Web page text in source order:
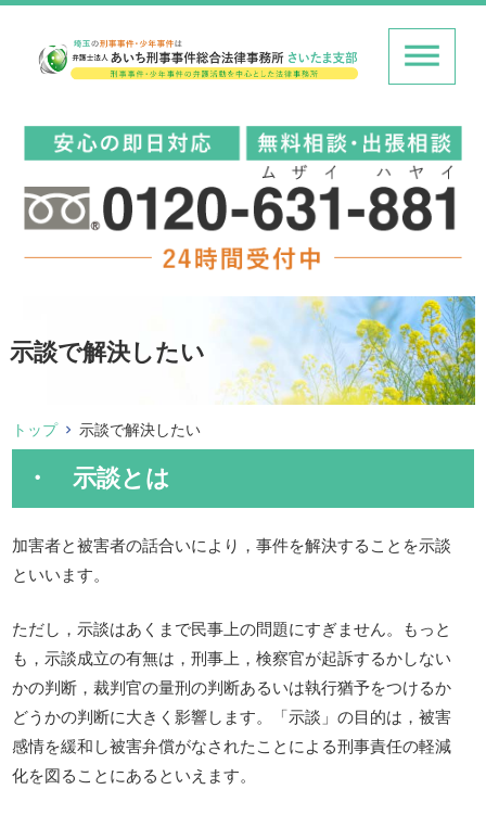
示談で解決したい
トップ 示談で解決したい
・ 示談とは
加害者と被害者の話合いにより，事件を解決することを示談
といいます。
ただし，示談はあくまで民事上の問題にすぎません。もっと
も，示談成立の有無は，刑事上，検察官が起訴するかしない
かの判断，裁判官の量刑の判断あるいは執行猶予をつけるか
どうかの判断に大きく影響します。「示談」の目的は，被害
感情を緩和し被害弁償がなされたことによる刑事責任の軽減
化を図ることにあるといえます。